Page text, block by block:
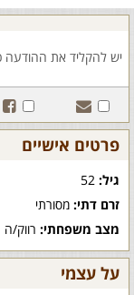
פרטים אישיים
גיל:
זרם דתי: מסורתי
מצב משפחתי: רווק/ה
על עצמי